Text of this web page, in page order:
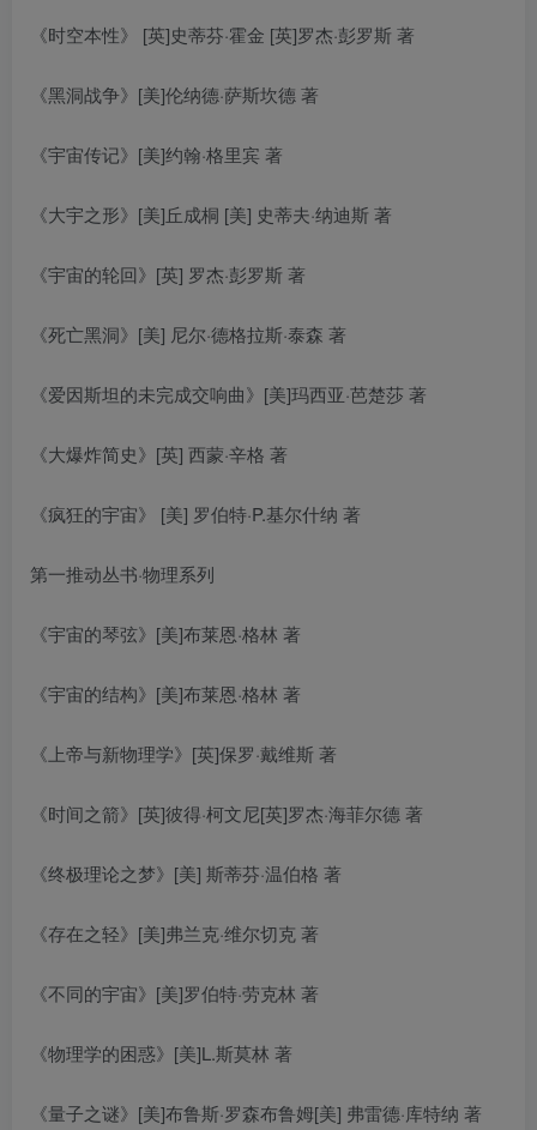
《时空本性》 [英]史蒂芬·霍金 [英]罗杰·彭罗斯 著
《黑洞战争》[美]伦纳德·萨斯坎德 著
《宇宙传记》[美]约翰·格里宾 著
《大宇之形》[美]丘成桐 [美] 史蒂夫·纳迪斯 著
《宇宙的轮回》[英] 罗杰·彭罗斯 著
《死亡黑洞》[美] 尼尔·德格拉斯·泰森 著
《爱因斯坦的未完成交响曲》[美]玛西亚·芭楚莎 著
《大爆炸简史》[英] 西蒙·辛格 著
《疯狂的宇宙》 [美] 罗伯特·P.基尔什纳 著
第一推动丛书·物理系列
《宇宙的琴弦》[美]布莱恩·格林 著
《宇宙的结构》[美]布莱恩·格林 著
《上帝与新物理学》[英]保罗·戴维斯 著
《时间之箭》[英]彼得·柯文尼[英]罗杰·海菲尔德 著
《终极理论之梦》[美] 斯蒂芬·温伯格 著
《存在之轻》[美]弗兰克·维尔切克 著
《不同的宇宙》[美]罗伯特·劳克林 著
《物理学的困惑》[美]L.斯莫林 著
《量子之谜》[美]布鲁斯·罗森布鲁姆[美] 弗雷德·库特纳 著